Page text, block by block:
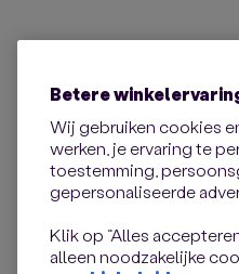
Betere
Wij gebruiken cookies
werken, je ervaring te
toestemming,
gepersonaliseerde
Klik op “Alles
alleen noodzakelijke